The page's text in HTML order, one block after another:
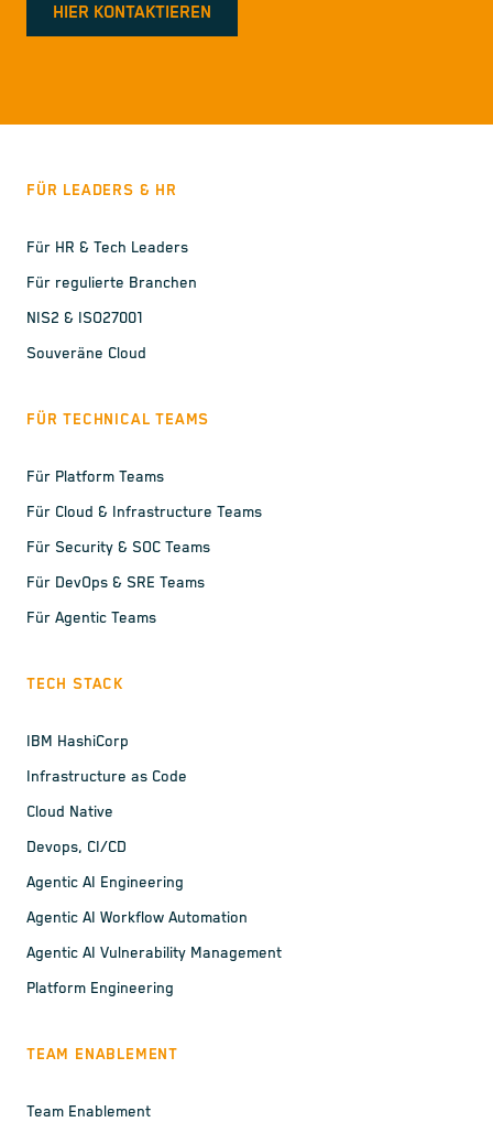
HIER KONTAKTIEREN
FÜR LEADERS & HR
Für HR & Tech Leaders
Für regulierte Branchen
NIS2 & ISO27001
Souveräne Cloud
FÜR TECHNICAL TEAMS
Für Platform Teams
Für Cloud & Infrastructure Teams
Für Security & SOC Teams
Für DevOps & SRE Teams
Für Agentic Teams
TECH STACK
IBM HashiCorp
Infrastructure as Code
Cloud Native
Devops, CI/CD
Agentic AI Engineering
Agentic AI Workflow Automation
Agentic AI Vulnerability Management
Platform Engineering
TEAM ENABLEMENT
Team Enablement